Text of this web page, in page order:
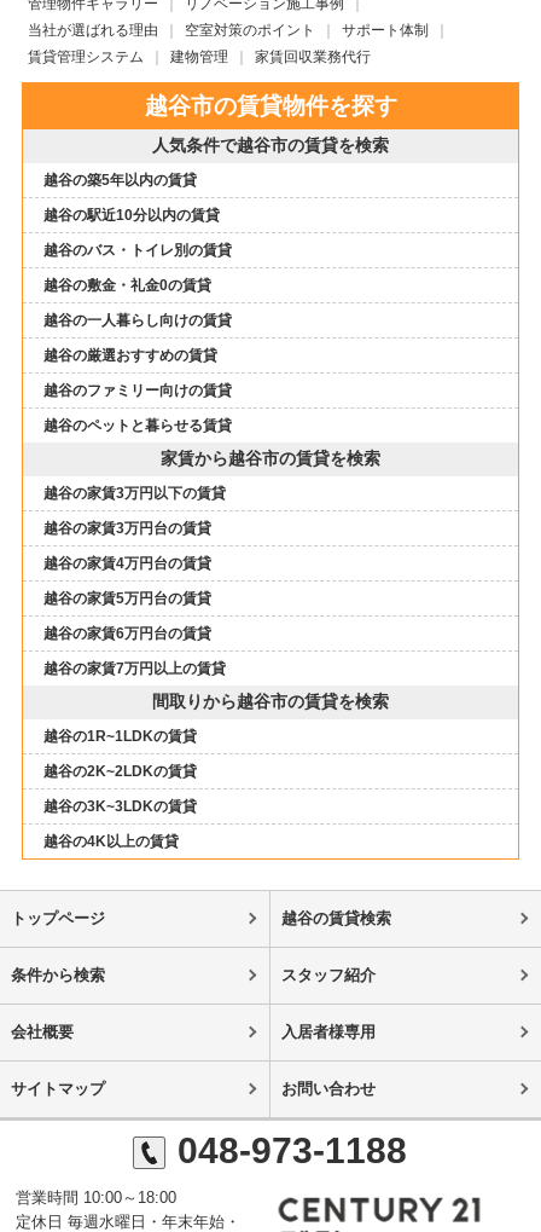
管理物件ギャラリー
リノベーション施工事例
当社が選ばれる理由
空室対策のポイント
サポート体制
賃貸管理システム
建物管理 家賃回収業務代行
越谷市の賃貸物件を探す
人気条件で越谷市の賃貸を検索
越谷の築5年以内の賃貸
越谷の駅近10分以内の賃貸
越谷のバス・トイレ別の賃貸
越谷の敷金・礼金0の賃貸
越谷の一人暮らし向けの賃貸
越谷の厳選おすすめの賃貸
越谷のファミリー向けの賃貸
越谷のペットと暮らせる賃貸
家賃から越谷市の賃貸を検索
越谷の家賃3万円以下の賃貸
越谷の家賃3万円台の賃貸
越谷の家賃4万円台の賃貸
越谷の家賃5万円台の賃貸
越谷の家賃6万円台の賃貸
越谷の家賃7万円以上の賃貸
間取りから越谷市の賃貸を検索
越谷の1R~1LDKの賃貸
越谷の2K~2LDKの賃貸
越谷の3K~3LDKの賃貸
越谷の4K以上の賃貸
トップページ 越谷の賃貸検索
条件から検索 スタッフ紹介
会社概要 入居者様専用
サイトマップ お問い合わせ
048-973-1188
営業時間 10:00～18:00
定休日 毎週水曜日・年末年始・